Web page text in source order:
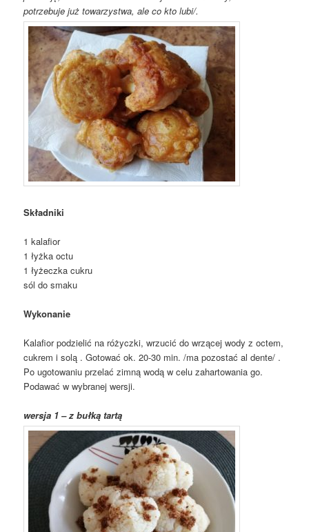
potrzebuje już towarzystwa, ale co kto lubi/.
Składniki
1 kalafior
1 łyżka octu
1 łyżeczka cukru
sól do smaku
Wykonanie
Kalafior podzielić na różyczki, wrzucić do wrzącej wody z octem,
cukrem i solą . Gotować ok. 20-30 min. /ma pozostać al dente/ .
Po ugotowaniu przelać zimną wodą w celu zahartowania go.
Podawać w wybranej wersji.
wersja 1 – z bułką tartą